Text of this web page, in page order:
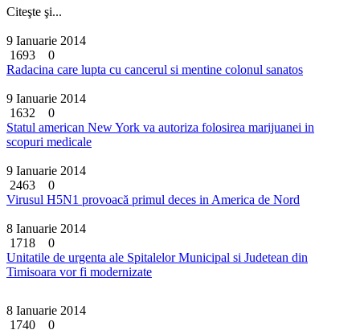
Citeşte şi...
9 Ianuarie 2014
1693
0
Radacina care lupta cu cancerul si mentine colonul sanatos
9 Ianuarie 2014
1632
0
Statul american New York va autoriza folosirea marijuanei in
scopuri medicale
9 Ianuarie 2014
2463
0
Virusul H5N1 provoacă primul deces in America de Nord
8 Ianuarie 2014
1718
0
Unitatile de urgenta ale Spitalelor Municipal si Judetean din
Timisoara vor fi modernizate
8 Ianuarie 2014
1740
0